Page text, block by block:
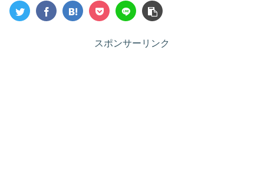
スポンサーリンク